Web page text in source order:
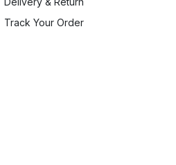
Track Your Order